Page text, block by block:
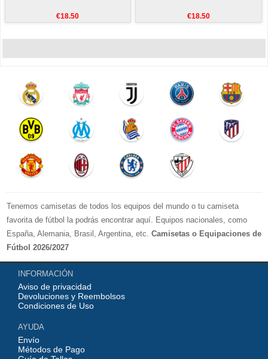
€18.50 €18.50
Tenemos camisetas de todos los equipos del mundo o tu camiseta
favorita de fútbol la podrás encontrar aquí. Equipos nacionales, como
España, Alemania, Brasil, Argentina, etc. Camisetas o Equipaciones de
Fútbol 2026/2027
La LIGA 2026-2027 : Real Madrid, Barcelona, Atletico Madrid, Sevilla,
Real Betis, Valencia, Athletic Bilbao, Real Sociedad, Deportivo de La
Coruna, Celta de Vigo, Cadiz, etc.
La Premier League 2026-2027 : Chelsea , Manchester City, Manchester
Serie A 2026-2027 : Juventus, AC Milan, Napoli, Roma, Inter Milan,
Fiorentina, etc.
INFORMACIÓN
Aviso de privacidad
Devoluciones y Reembolsos
Condiciones de Uso
AYUDA
Envío
Métodos de Pago